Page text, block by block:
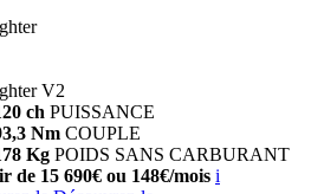
V2
ch PUISSANCE
Nm COUPLE
Kg POIDS SANS CARBURANT
de 15 690€ ou 148€/mois i